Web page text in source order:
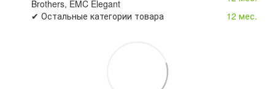
Brothers, EMC Elegant
✔ Остальные категории товара
12 мес.